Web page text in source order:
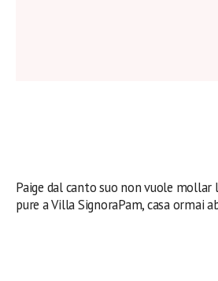
Paige dal canto suo non vuole mollar
pure a Villa SignoraPam, casa ormai